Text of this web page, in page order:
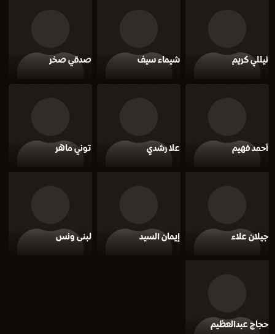
نيللي كريم شيماء سيف صدقي صخر
أحمد فهيم علا رشدي توني ماهر
جيلان علاء إيمان السيد لبنى ونس
حجاج عبدالعظيم